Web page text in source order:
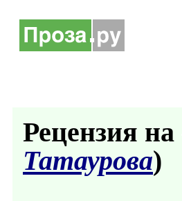
Рецензия на
Татаурова)